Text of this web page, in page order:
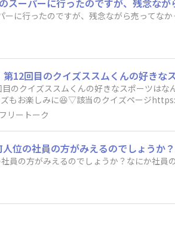
ーに行ったのですが、残念ながら売ってな
のクイズススムくんの好きなスポーツは
ズもお楽しみに😆▽該当のクイズページ
フリートーク
員の方がみえるのでしょうか？なにか社員